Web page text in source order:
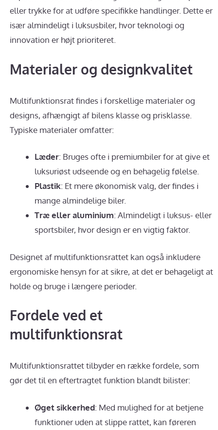
eller trykke for at udføre specifikke handlinger. Dette er
især almindeligt i luksusbiler, hvor teknologi og
innovation er højt prioriteret.
Materialer og designkvalitet
Multifunktionsrat findes i forskellige materialer og
designs, afhængigt af bilens klasse og prisklasse.
Typiske materialer omfatter:
Læder: Bruges ofte i premiumbiler for at give et
luksuriøst udseende og en behagelig følelse.
Plastik: Et mere økonomisk valg, der findes i
mange almindelige biler.
Træ eller aluminium: Almindeligt i luksus- eller
sportsbiler, hvor design er en vigtig faktor.
Designet af multifunktionsrattet kan også inkludere
ergonomiske hensyn for at sikre, at det er behageligt at
holde og bruge i længere perioder.
Fordele ved et
multifunktionsrat
Multifunktionsrattet tilbyder en række fordele, som
gør det til en eftertragtet funktion blandt bilister:
Øget sikkerhed: Med mulighed for at betjene
funktioner uden at slippe rattet, kan føreren